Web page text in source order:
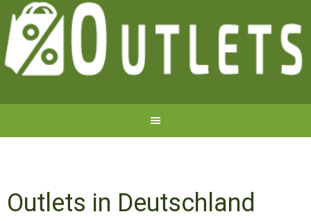
Outlets in Deutschland